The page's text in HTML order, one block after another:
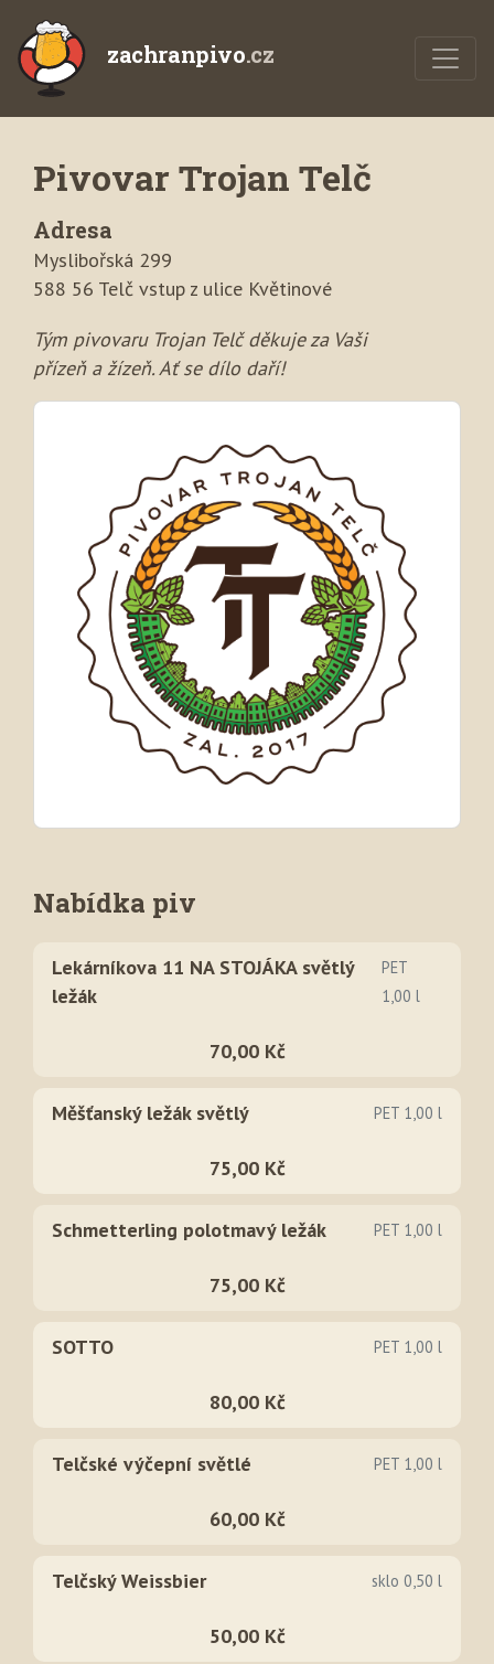
zachranpivo.cz
Pivovar Trojan Telč
Adresa
Myslibořská 299
588 56 Telč vstup z ulice Květinové
Tým pivovaru Trojan Telč děkuje za Vaši
přízeň a žízeň. Ať se dílo daří!
Nabídka piv
Lekárníkova 11 NA STOJÁKA světlý
ležák
PET
1,00 l
70,00 Kč
Měšťanský ležák světlý PET 1,00 l
75,00 Kč
Schmetterling polotmavý ležák PET 1,00 l
75,00 Kč
SOTTO PET 1,00 l
80,00 Kč
Telčské výčepní světlé PET 1,00 l
60,00 Kč
Telčský Weissbier sklo 0,50 l
50,00 Kč